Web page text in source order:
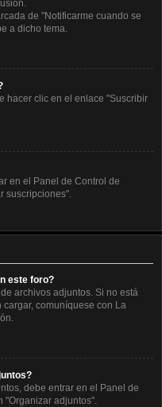
de "Notificarme cuando se
a dicho tema.
hacer clic en el enlace "Suscribir
en el Panel de Control de
suscripciones".
este foro?
archivos adjuntos. Si no está
comuníquese con La
debe entrar en el Panel de
adjuntos".